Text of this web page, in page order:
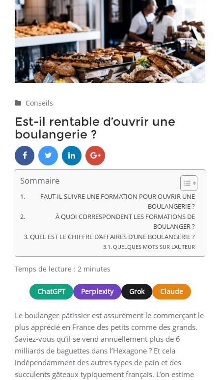
Conseils
Est-il rentable d’ouvrir une
boulangerie ?
Sommaire
FAUT-IL SUIVRE UNE FORMATION POUR OUVRIR UNE
BOULANGERIE ?
À QUOI CORRESPONDENT LES FORMATIONS DE
BOULANGER ?
QUEL EST LE CHIFFRE D’AFFAIRES D’UNE BOULANGERIE ?
QUELQUES MOTS SUR L’AUTEUR
Temps de lecture : 2 minutes
ChatGPT Perplexity Grok Claude
Le boulanger-pâtissier est assurément le commerçant le
plus apprécié en France des petits comme des grands.
Saviez-vous qu’il se vend annuellement plus de 6
milliards de baguettes dans l’Hexagone ? Et cela
indépendamment des autres types de pain et des
succulents gâteaux typiquement français. L’on estime